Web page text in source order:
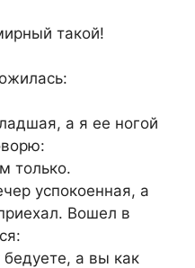
такой!
а я ее ногой
только.
успокоенная, а
Вошел в
а вы как